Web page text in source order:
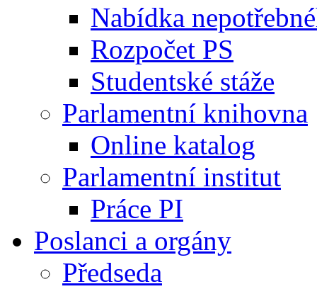
Nabídka
Rozpočet PS
Studentské stáže
Parlamentní knihovna
Online katalog
Parlamentní institut
Práce PI
Poslanci a orgány
Předseda